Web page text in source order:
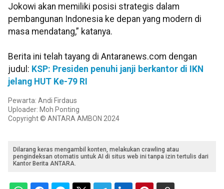
Jokowi akan memiliki posisi strategis dalam
pembangunan Indonesia ke depan yang modern di
masa mendatang,” katanya.
Berita ini telah tayang di Antaranews.com dengan
judul: KSP: Presiden penuhi janji berkantor di IKN
jelang HUT Ke-79 RI
Pewarta: Andi Firdaus
Uploader: Moh Ponting
Copyright © ANTARA AMBON 2024
Dilarang keras mengambil konten, melakukan crawling atau
pengindeksan otomatis untuk AI di situs web ini tanpa izin tertulis dari
Kantor Berita ANTARA.